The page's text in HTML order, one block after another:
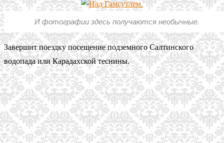
И фотографии здесь получаются необычные.
Завершит поездку посещение подземного Салтинского
водопада или Карадахской теснины.